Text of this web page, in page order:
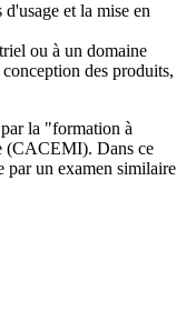
et la mise en
ou à un domaine
des produits,
la "formation à
(CACEMI). Dans ce
par un examen similaire